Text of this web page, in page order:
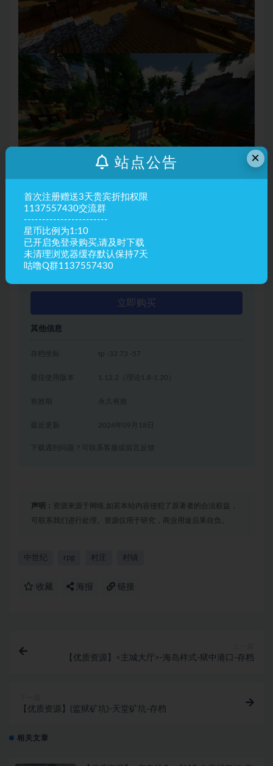
资源信息
靓仔
贵宾
赞助商
立即购买
其他信息
存档坐标 tp -33 73 -57
最佳使用版本 1.12.2（理论1.8-1.20）
有效期 永久有效
2024年09月18日
下载遇到问题？可联系客服或留言反馈
声明： 资源来源于网络,如若本站内容侵犯了原著者的合法权益，
可联系我们进行处理。资源仅用于研究，商业用途后果自负。
中世纪 rpg 村庄 村镇
收藏 海报 链接
【优质资源】<主城大厅>-海岛样式-狱中港口-存档
【优质资源】(监狱矿坑)-天堂矿坑-存档
相关文章
×
站点公告
首次注册赠送3天贵宾折扣权限
1137557430交流群
-----------------------
星币比例为1:10
已开启免登录购买,请及时下载
未清理浏览器缓存默认保持7天
咕噜Q群1137557430